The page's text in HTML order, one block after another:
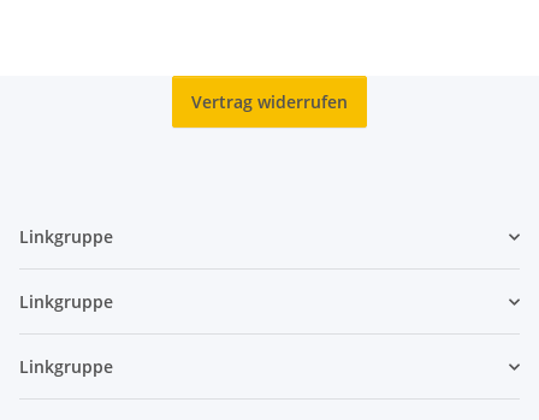
Vertrag widerrufen
Linkgruppe
Linkgruppe
Linkgruppe